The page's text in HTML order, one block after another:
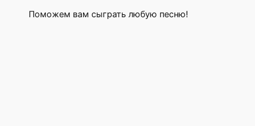
Поможем вам сыграть любую песню!